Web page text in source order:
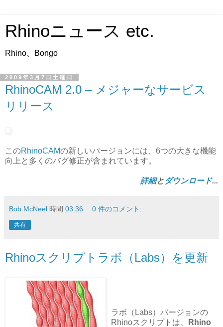
Rhinoニュース etc.
Rhino、Bongo
2009年3月7日土曜日
RhinoCAM 2.0 – メジャーなサービス
リリース
このRhinoCAMの新しいバージョンには、6つの大きな機能
向上と多くのバグ修正が含まれています。
詳細と ダウンロード...
Bob McNeel 時間 03:36 0 件のコメント:
共有
Rhinoスクリプトラボ（Labs）を更新
ラボ（Labs）バージョンの
Rhinoスクリプトは、
Rhino